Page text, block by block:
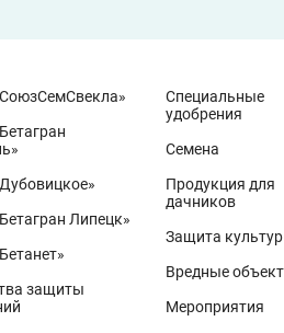
для условий
сбалансированном
поколению сортов орловского
га, полученный в Орловской
достижений РФ в
Липецк»
защиты
Специальные
удобрения
Семена
Продукция для
дачников
Защита культур
Вредные
Мероприятия